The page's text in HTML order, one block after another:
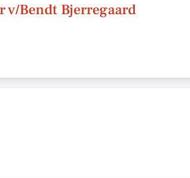
v/Bendt Bjerregaard